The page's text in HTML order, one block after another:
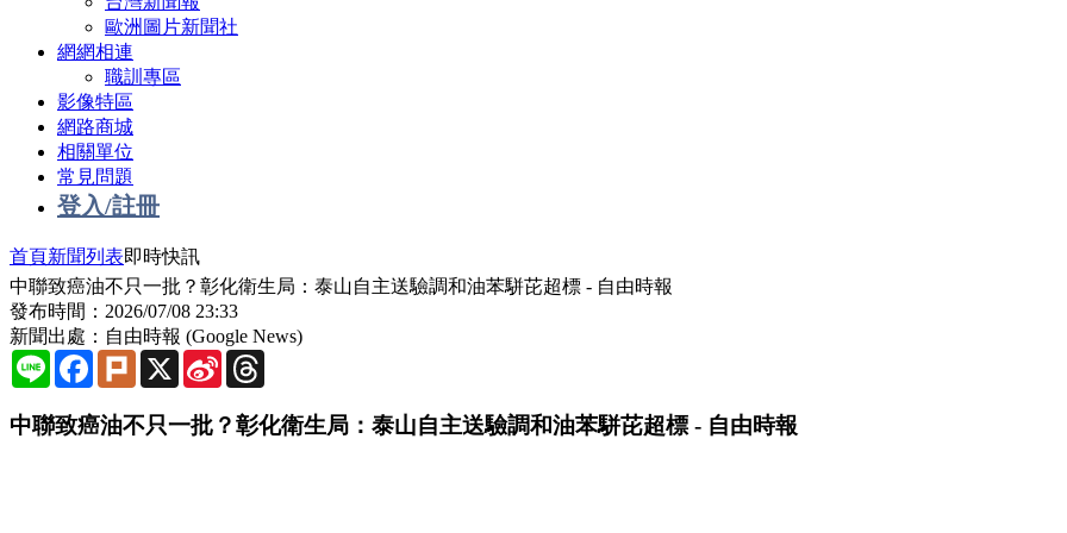
歐洲圖片新聞社
網網相連
職訓專區
影像特區
網路商城
相關單位
常見問題
登入/註冊
首頁新聞列表即時快訊
中聯致癌油不只一批？彰化衛生局：泰山自主送驗調和油苯駢芘超標 - 自由時報
發布時間：2026/07/08 23:33
新聞出處：自由時報 (Google News)
Line
Facebook
Plurk X
Sina
Weibo
中聯致癌油不只一批？彰化衛生局：泰山自主送驗調和油苯駢芘超標 - 自由時報